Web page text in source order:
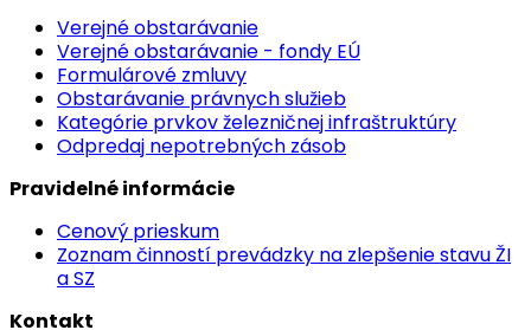
Verejné obstarávanie
Verejné obstarávanie - fondy EÚ
Formulárové zmluvy
Obstarávanie právnych služieb
Kategórie prvkov železničnej infraštruktúry
Odpredaj nepotrebných zásob
Pravidelné informácie
Cenový prieskum
Zoznam činností prevádzky na zlepšenie stavu ŽI
a SZ
Kontakt